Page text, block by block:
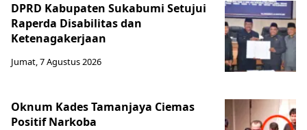
DPRD Kabupaten Sukabumi Setujui
Raperda Disabilitas dan
Ketenagakerjaan
Jumat, 7 Agustus 2026
Oknum Kades Tamanjaya Ciemas
Positif Narkoba